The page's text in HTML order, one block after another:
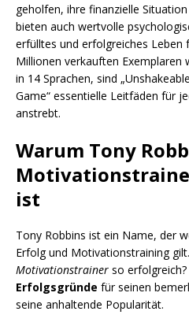
geholfen, ihre finanzielle
bieten auch wertvolle
erfülltes und erfolgreiches Leben
Millionen verkauften Exemplaren
in 14 Sprachen, sind
Game“ essentielle Leitfäden für
anstrebt.
Warum Tony
ist
Tony Robbins ist ein Name, der
Erfolg und Motivationstraining
Motivationstrainer so
Erfolgsgründe für seinen
seine anhaltende Popularität.